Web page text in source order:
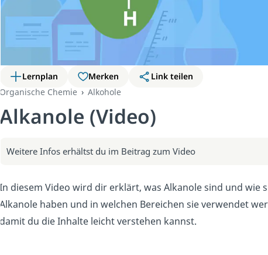
Lernplan Merken
Link teilen
Organische Chemie
Alkohole
Alkanole (Video)
Weitere Infos erhältst du im Beitrag zum Video
In diesem Video wird dir erklärt, was Alkanole sind und
Alkanole haben und in welchen Bereichen sie verwendet
damit du die Inhalte leicht verstehen kannst.